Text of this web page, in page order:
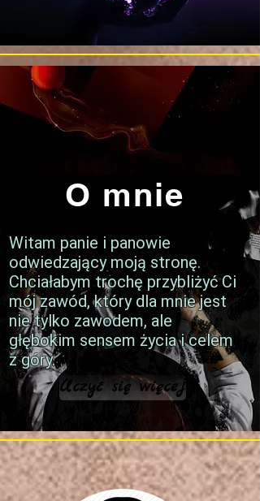
O mnie
Witam panie i panowie
odwiedzający moją stronę.
Chciałabym trochę przybliżyć Ci
mój zawód, który dla mnie jest
nie tylko zawodem, ale
głębokim sensem życia i celem
z góry.
Uczyć się więcej